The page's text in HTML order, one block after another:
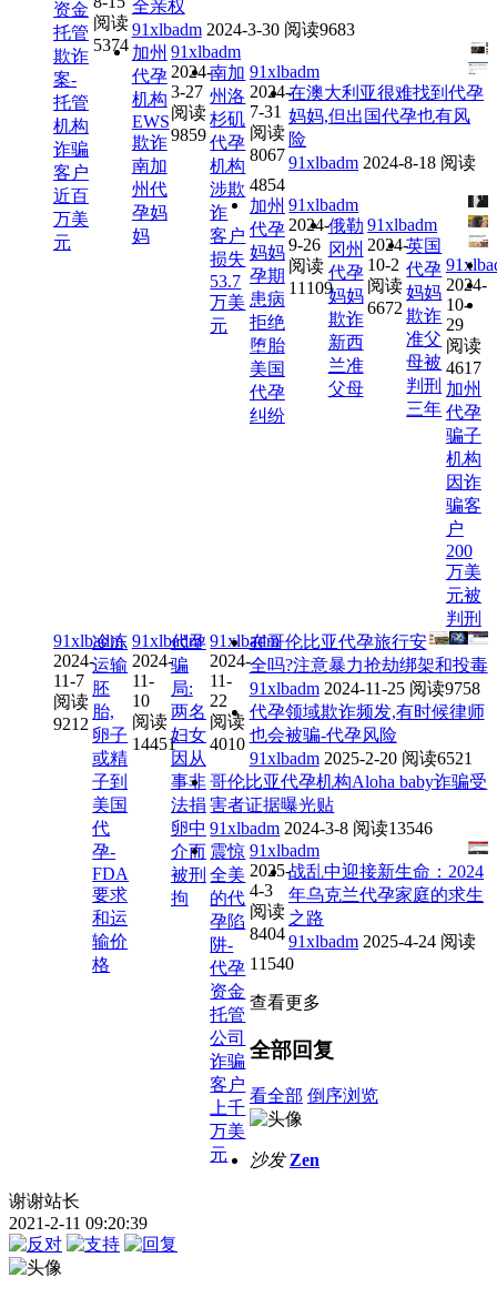
资金
托管
欺诈
案-
托管
机构
诈骗
客户
近百
万美
元
阅读
5374
全亲权
91xlbadm 2024-3-30 阅读9683
加州
代孕
机构
EWS
欺诈
南加
州代
孕妈
妈
91xlbadm
2024-
3-27
阅读
9859
南加
州洛
杉矶
代孕
机构
涉欺
诈
客户
损失
53.7
万美
元
91xlbadm
2024-
7-31
阅读
8067
在澳大利亚很难找到代孕
妈妈,但出国代孕也有风
险
91xlbadm 2024-8-18 阅读
4854
加州
代孕
妈妈
孕期
患病
拒绝
堕胎
美国
代孕
纠纷
91xlbadm
2024-
9-26
阅读
11109
俄勒
冈州
代孕
妈妈
欺诈
新西
兰准
父母
91xlbadm
2024-
10-2
阅读
6672
英国
代孕
妈妈
欺诈
准父
母被
判刑
三年
2024-
10-
29
阅读
4617
加州
代孕
骗子
机构
因诈
骗客
户
200
万美
元被
判刑
91xlbadm
2024-
11-7
阅读
9212
冷冻
运输
胚
胎,
卵子
或精
子到
美国
代
孕-
FDA
要求
和运
输价
格
91xlbadm
2024-
11-
10
阅读
14451
代孕
骗
局:
两名
妇女
因从
事非
法捐
卵中
介而
被刑
拘
91xlbadm
2024-
11-
22
阅读
4010
在哥伦比亚代孕旅行安
全吗?注意暴力抢劫绑架和投毒
91xlbadm 2024-11-25 阅读9758
代孕领域欺诈频发,有时候律师
也会被骗-代孕风险
91xlbadm 2025-2-20 阅读6521
哥伦比亚代孕机构Aloha baby诈骗受
害者证据曝光贴
91xlbadm 2024-3-8 阅读13546
震惊
全美
的代
孕陷
阱-
代孕
资金
托管
公司
诈骗
客户
上千
万美
元
91xlbadm
2025-
4-3
阅读
8404
战乱中迎接新生命：2024
年乌克兰代孕家庭的求生
之路
91xlbadm 2025-4-24 阅读
11540
查看更多
全部回复
看全部 倒序浏览
沙发 Zen
谢谢站长
2021-2-11 09:20:39